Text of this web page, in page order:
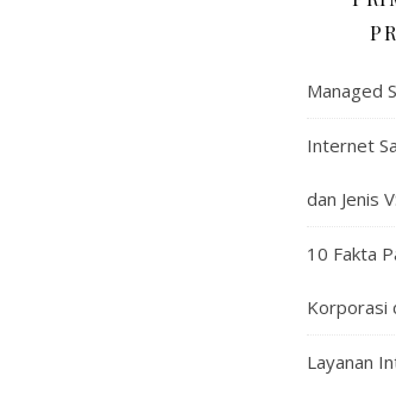
Managed
Internet
dan Jenis
10 Fakta
Korporasi
Layanan